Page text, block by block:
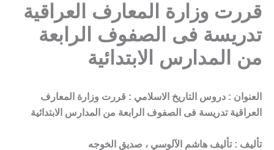
قررت وزارة المعارف العراقية
تدريسة فى الصفوف الرابعة
من المدارس الابتدائية
العنوان : دروس التاريخ الاسلامي : قررت وزارة المعارف
العراقية تدريسة فى الصفوف الرابعة من المدارس الابتدائية
تأليف : تأليف هاشم الآلوسي ، صديق الخوجه